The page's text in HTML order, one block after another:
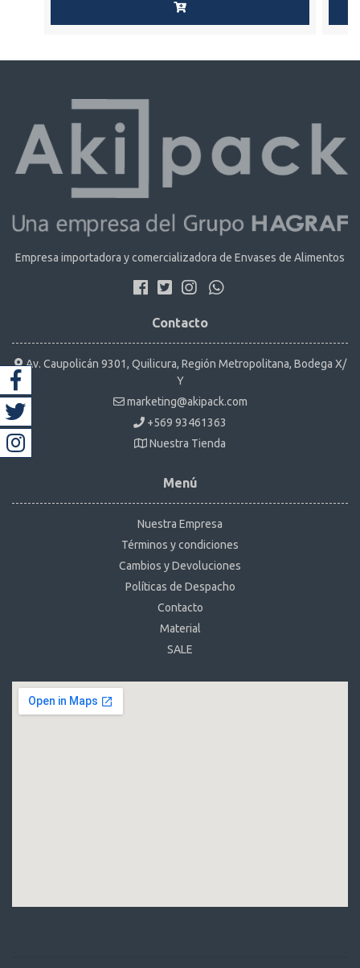
Empresa importadora y comercializadora de Envases de Alimentos
Contacto
Av. Caupolicán 9301, Quilicura, Región Metropolitana, Bodega X/
Y
marketing@akipack.com
+569 93461363
Nuestra Tienda
Menú
Nuestra Empresa
Términos y condiciones
Cambios y Devoluciones
Políticas de Despacho
Contacto
Material
SALE